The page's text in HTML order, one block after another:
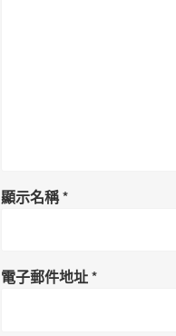
顯示名稱*
電子郵件地址*